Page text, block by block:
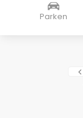
Parken